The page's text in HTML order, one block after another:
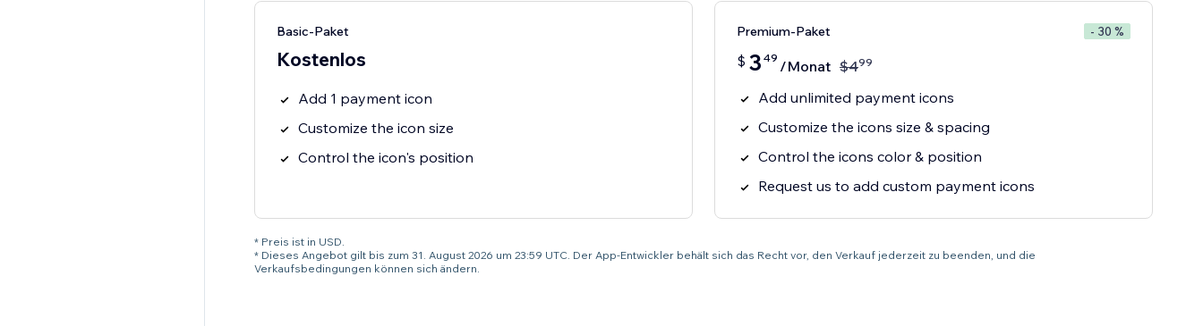
Basic-Paket
Kostenlos
Add 1 payment icon
Customize the icon size
Control the icon's position
Premium-Paket - 30 %
$ 3 49 /Monat $499
Add unlimited payment icons
Customize the icons size & spacing
Control the icons color & position
Request us to add custom payment icons
* Preis ist in USD.
* Dieses Angebot gilt bis zum 31. August 2026 um 23:59 UTC. Der App-Entwickler behält sich das Recht vor, den Verkauf jederzeit zu beenden, und die
Verkaufsbedingungen können sich ändern.